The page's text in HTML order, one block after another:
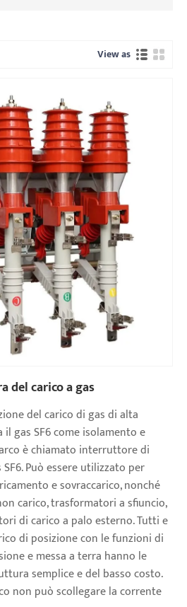
View as
carico a gas
del carico di gas di alta
gas SF6 come isolamento e
è chiamato interruttore di
Può essere utilizzato per
e sovraccarico, nonché
carico, trasformatori a sfiuncio,
di carico a palo esterno. Tutti e
di posizione con le funzioni di
e messa a terra hanno le
semplice e del basso costo.
non può scollegare la corrente